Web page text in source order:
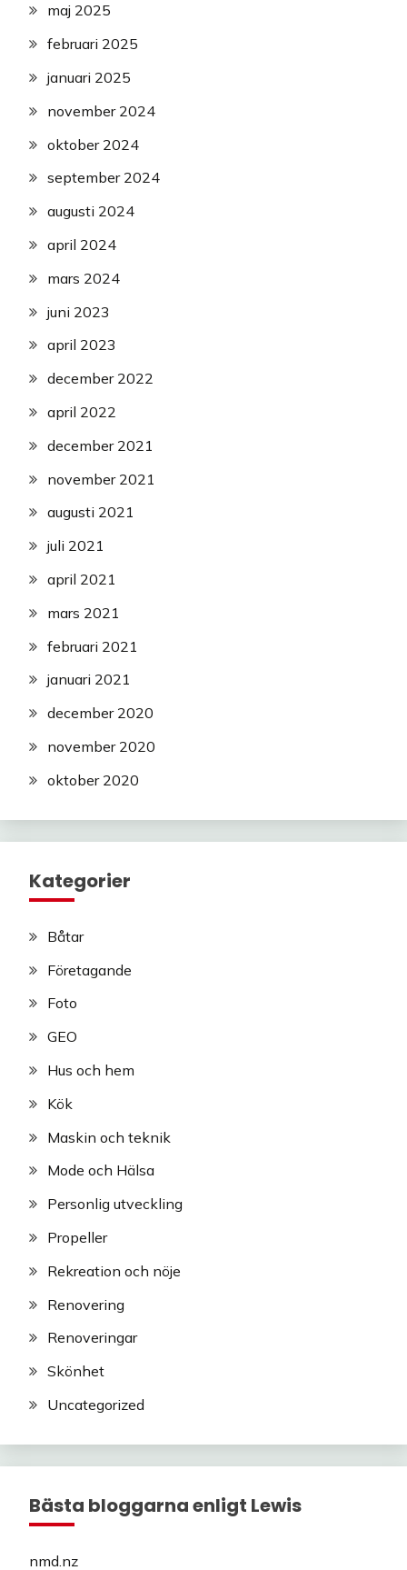
maj 2025
februari 2025
januari 2025
november 2024
oktober 2024
september 2024
augusti 2024
april 2024
mars 2024
juni 2023
april 2023
december 2022
april 2022
december 2021
november 2021
augusti 2021
juli 2021
april 2021
mars 2021
februari 2021
januari 2021
december 2020
november 2020
oktober 2020
Kategorier
Båtar
Företagande
Foto
GEO
Hus och hem
Kök
Maskin och teknik
Mode och Hälsa
Personlig utveckling
Propeller
Rekreation och nöje
Renovering
Renoveringar
Skönhet
Uncategorized
Bästa bloggarna enligt Lewis
nmd.nz